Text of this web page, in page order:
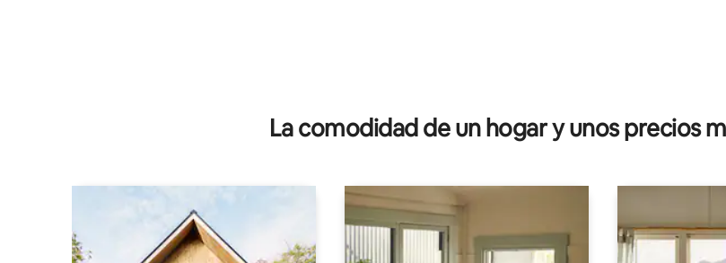
La comodidad de un hogar y unos precios